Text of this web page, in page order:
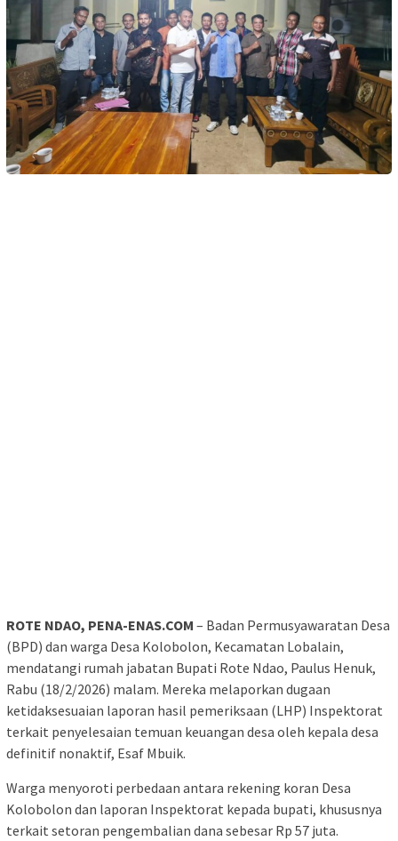
ROTE NDAO, PENA-ENAS.COM – Badan Permusyawaratan Desa
(BPD) dan warga Desa Kolobolon, Kecamatan Lobalain,
mendatangi rumah jabatan Bupati Rote Ndao, Paulus Henuk,
Rabu (18/2/2026) malam. Mereka melaporkan dugaan
ketidaksesuaian laporan hasil pemeriksaan (LHP) Inspektorat
terkait penyelesaian temuan keuangan desa oleh kepala desa
definitif nonaktif, Esaf Mbuik.
Warga menyoroti perbedaan antara rekening koran Desa
Kolobolon dan laporan Inspektorat kepada bupati, khususnya
terkait setoran pengembalian dana sebesar Rp 57 juta.